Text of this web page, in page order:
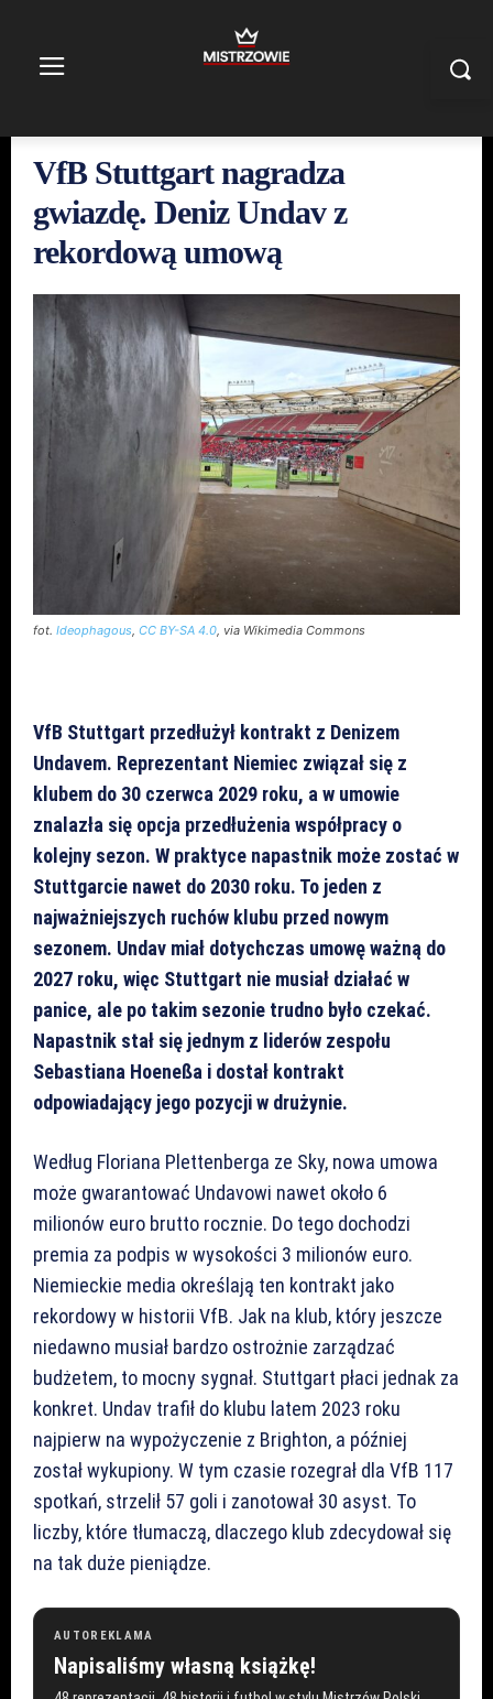
VfB Stuttgart nagradza
gwiazdę. Deniz Undav z
rekordową umową
fot. Ideophagous, CC BY-SA 4.0, via Wikimedia Commons
VfB Stuttgart przedłużył kontrakt z Denizem
Undavem. Reprezentant Niemiec związał się z
klubem do 30 czerwca 2029 roku, a w umowie
znalazła się opcja przedłużenia współpracy o
kolejny sezon. W praktyce napastnik może zostać w
Stuttgarcie nawet do 2030 roku. To jeden z
najważniejszych ruchów klubu przed nowym
sezonem. Undav miał dotychczas umowę ważną do
2027 roku, więc Stuttgart nie musiał działać w
panice, ale po takim sezonie trudno było czekać.
Napastnik stał się jednym z liderów zespołu
Sebastiana Hoeneßa i dostał kontrakt
odpowiadający jego pozycji w drużynie.
Według Floriana Plettenberga ze Sky, nowa umowa
może gwarantować Undavowi nawet około 6
milionów euro brutto rocznie. Do tego dochodzi
premia za podpis w wysokości 3 milionów euro.
Niemieckie media określają ten kontrakt jako
rekordowy w historii VfB. Jak na klub, który jeszcze
niedawno musiał bardzo ostrożnie zarządzać
budżetem, to mocny sygnał. Stuttgart płaci jednak za
konkret. Undav trafił do klubu latem 2023 roku
najpierw na wypożyczenie z Brighton, a później
został wykupiony. W tym czasie rozegrał dla VfB 117
spotkań, strzelił 57 goli i zanotował 30 asyst. To
liczby, które tłumaczą, dlaczego klub zdecydował się
na tak duże pieniądze.
AUTOREKLAMA
Napisaliśmy własną książkę!